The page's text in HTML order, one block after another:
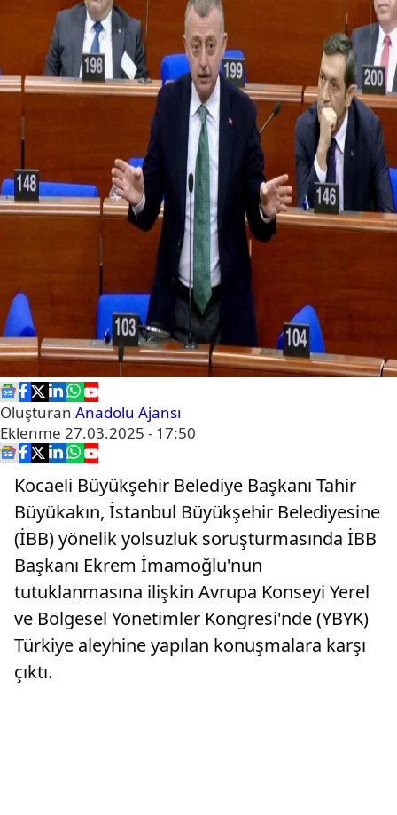
Oluşturan Anadolu Ajansı
Eklenme 27.03.2025 - 17:50
Kocaeli Büyükşehir Belediye Başkanı Tahir
Büyükakın, İstanbul Büyükşehir Belediyesine
(İBB) yönelik yolsuzluk soruşturmasında İBB
Başkanı Ekrem İmamoğlu'nun
tutuklanmasına ilişkin Avrupa Konseyi Yerel
ve Bölgesel Yönetimler Kongresi'nde (YBYK)
Türkiye aleyhine yapılan konuşmalara karşı
çıktı.